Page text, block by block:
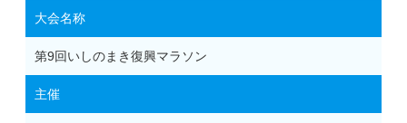
大会名称
第9回いしのまき復興マラソン
主催